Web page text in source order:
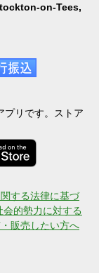
on-Tees,
プリです。ストア
する法律に基づ
会的勢力に対する
販売したい方へ